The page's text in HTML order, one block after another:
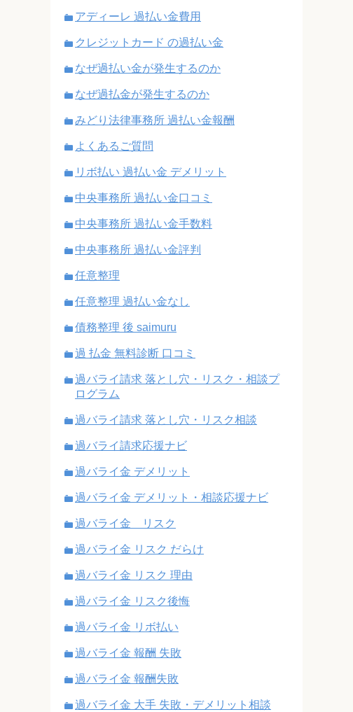
アディーレ 過払い金費用
クレジットカード の過払い金
なぜ過払い金が発生するのか
なぜ過払金が発生するのか
みどり法律事務所 過払い金報酬
よくあるご質問
リボ払い 過払い金 デメリット
中央事務所 過払い金口コミ
中央事務所 過払い金手数料
中央事務所 過払い金評判
任意整理
任意整理 過払い金なし
債務整理 後 saimuru
過 払金 無料診断 口コミ
過バライ請求 落とし穴・リスク・相談プ
ログラム
過バライ請求 落とし穴・リスク相談
過バライ請求応援ナビ
過バライ金 デメリット
過バライ金 デメリット・相談応援ナビ
過バライ金 リスク
過バライ金 リスク だらけ
過バライ金 リスク 理由
過バライ金 リスク後悔
過バライ金 リボ払い
過バライ金 報酬 失敗
過バライ金 報酬失敗
過バライ金 大手 失敗・デメリット相談